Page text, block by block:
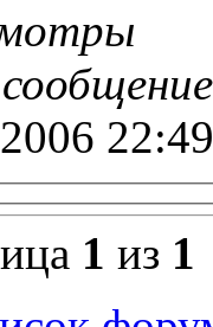
22:49
1 из 1